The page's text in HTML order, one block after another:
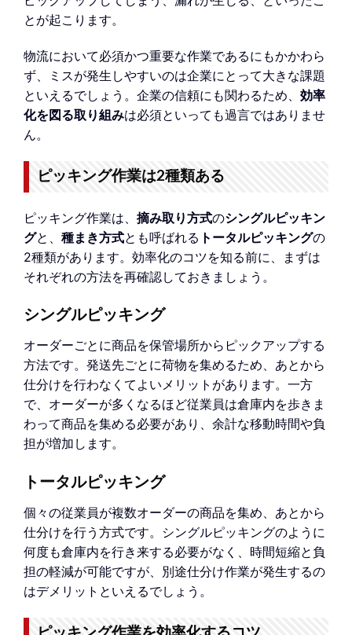
とが起こります。
物流において必須かつ重要な作業であるにもかかわら
ず、ミスが発生しやすいのは企業にとって大きな課題
といえるでしょう。企業の信頼にも関わるため、 効率
化を図る取り組みは必須といっても過言ではありませ
ん。
ピッキング作業は2種類ある
ピッキング作業は、 摘み取り方式のシングルピッキン
グと、 種まき方式とも呼ばれる トータルピッキングの
2種類があります。効率化のコツを知る前に、まずは
それぞれの方法を再確認しておきましょう。
シングルピッキング
オーダーごとに商品を保管場所からピックアップする
方法です。発送先ごとに荷物を集めるため、あとから
仕分けを行わなくてよいメリットがあります。一方
で、オーダーが多くなるほど従業員は倉庫内を歩きま
わって商品を集める必要があり、余計な移動時間や負
担が増加します。
トータルピッキング
個々の従業員が複数オーダーの商品を集め、あとから
仕分けを行う方式です。シングルピッキングのように
何度も倉庫内を行き来する必要がなく、時間短縮と負
担の軽減が可能ですが、別途仕分け作業が発生するの
はデメリットといえるでしょう。